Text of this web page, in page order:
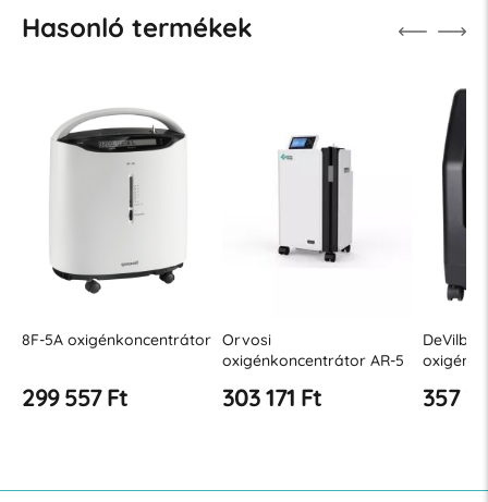
Hasonló termékek
8F-5A oxigénkoncentrátor
299 557 Ft
Orvosi
oxigénkoncentrátor AR-5
303 171 Ft 357